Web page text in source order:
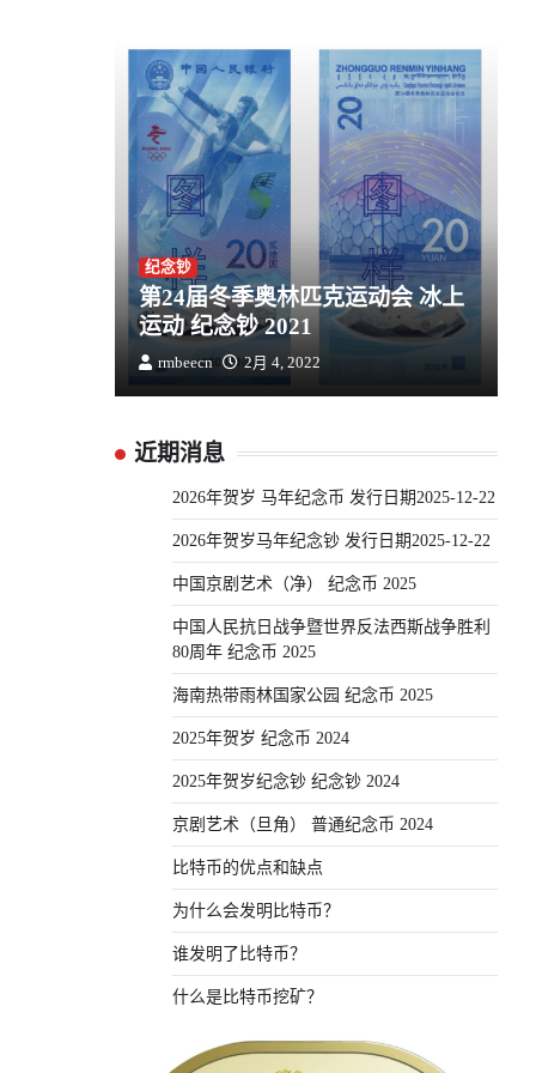
纪念钞
第24届冬季奥林匹克运动会 冰上
运动 纪念钞 2021
rmbeecn 2月 4, 2022
近期消息
2026年贺岁 马年纪念币 发行日期2025-12-22
2026年贺岁马年纪念钞 发行日期2025-12-22
中国京剧艺术（净） 纪念币 2025
中国人民抗日战争暨世界反法西斯战争胜利
80周年 纪念币 2025
海南热带雨林国家公园 纪念币 2025
2025年贺岁 纪念币 2024
2025年贺岁纪念钞 纪念钞 2024
京剧艺术（旦角） 普通纪念币 2024
比特币的优点和缺点
为什么会发明比特币？
谁发明了比特币？
什么是比特币挖矿？